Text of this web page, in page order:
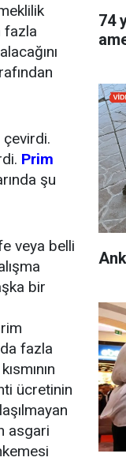
fazla
çevirdi.
Prim
şu
veya belli
bir
fazla
ücretinin
asgari
74